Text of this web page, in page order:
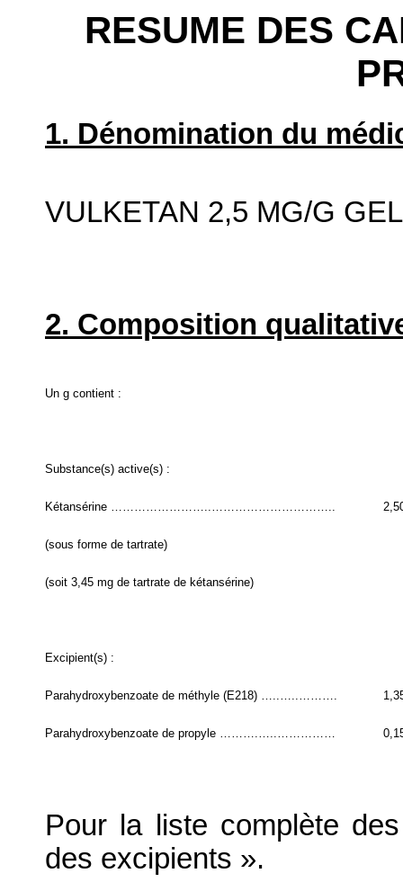
RESUME DES
1. Dénomination du
VULKETAN 2,5 MG/G
2. Composition
Un g contient :
Substance(s) active(s) :
Kétansérine ……………………..…………………………..
(sous forme de tartrate)
(soit 3,45 mg de tartrate de kétansérine)
Excipient(s) :
Parahydroxybenzoate de méthyle (E218) …..…..……….
Parahydroxybenzoate de propyle ……….…..……………
Pour la liste complète
des excipients ».